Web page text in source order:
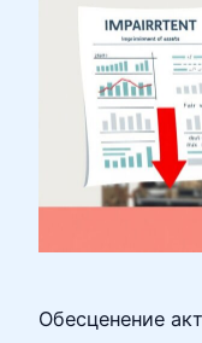
Обесценение